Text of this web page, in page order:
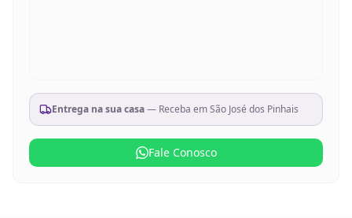
Entrega na sua casa— Receba emSão José dos Pinhais
Fale Conosco